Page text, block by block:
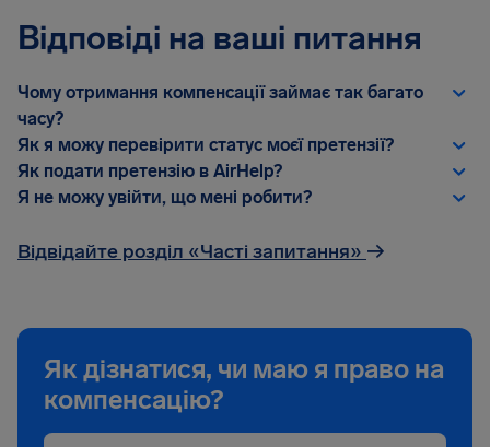
Відповіді на ваші питання
Чому отримання компенсації займає так багато
часу?
Як я можу перевірити статус моєї претензії?
Як подати претензію в AirHelp?
Я не можу увійти, що мені робити?
Відвідайте розділ «Часті запитання» →
Як дізнатися, чи маю я право на
компенсацію?